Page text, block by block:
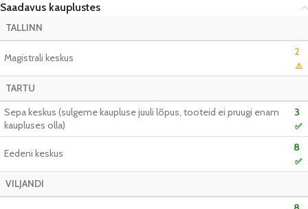
Saadavus kauplustes
TALLINN
Magistrali keskus 2
⚠️
TARTU
Sepa keskus (sulgeme kaupluse juuli lõpus, tooteid ei pruugi enam
kaupluses olla)
3
✅
Eedeni keskus 8
✅
VILJANDI